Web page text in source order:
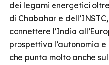
dei legami energetici
di Chabahar e
connettere l’India
prospettiva l’autonomia e
che punta molto anche